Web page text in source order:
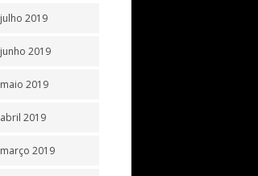
julho 2019
junho 2019
maio 2019
abril 2019
março 2019